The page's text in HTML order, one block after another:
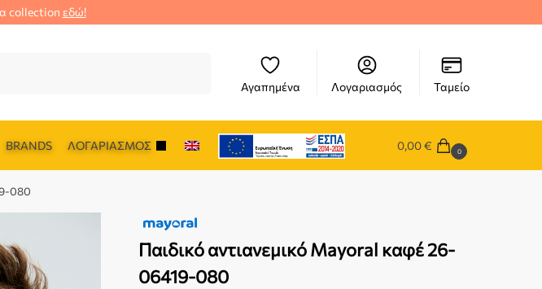
collection εδώ!
Αγαπημένα Λογαριασμός Ταμείο
BRANDS ΛΟΓΑΡΙΑΣΜΌΣ 0,00€ 0
080
Παιδικό αντιανεμικό Mayoral καφέ 26-
06419-080